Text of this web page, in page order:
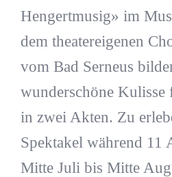
Hengertmusig» im
dem theatereigenen
vom Bad Serneus
wunderschöne Kulisse
in zwei Akten. Zu
Spektakel während 11
Mitte Juli bis Mitte